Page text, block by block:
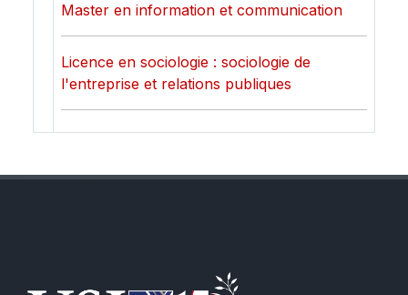
Master en information et communication
Licence en sociologie : sociologie de
l'entreprise et relations publiques